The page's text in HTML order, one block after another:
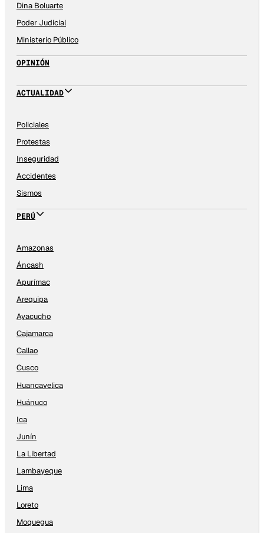
Dina Boluarte
Poder Judicial
Ministerio Público
OPINIÓN
ACTUALIDAD
Policiales
Protestas
Inseguridad
Accidentes
Sismos
PERÚ
Amazonas
Áncash
Apurímac
Arequipa
Ayacucho
Cajamarca
Callao
Cusco
Huancavelica
Huánuco
Ica
Junín
La Libertad
Lambayeque
Lima
Loreto
Moquegua